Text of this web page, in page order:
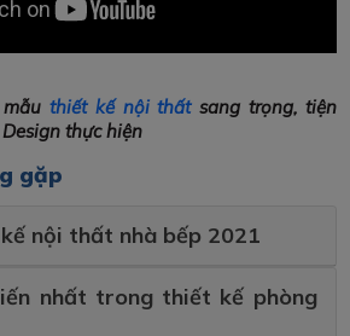
mẫuthiết kế nội thấtsang trọng, tiện
thực hiện
gặp
nội thất nhà bếp 2021
nhất trong thiết kế phòng